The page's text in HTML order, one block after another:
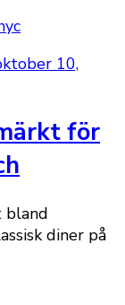
10,
för
bland
diner på